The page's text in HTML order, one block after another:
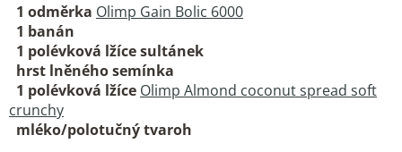
1 odměrka Olimp Gain Bolic 6000
1 banán
1 polévková lžíce sultánek
hrst lněného semínka
1 polévková lžíce Olimp Almond coconut spread soft
crunchy
mléko/polotučný tvaroh